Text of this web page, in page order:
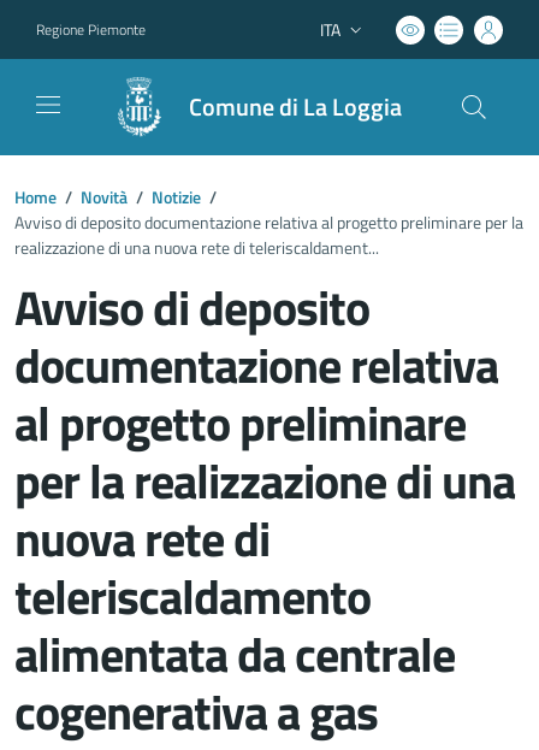
Regione Piemonte Lingua attiva:
ITA
Comune di La Loggia
Home / Novità / Notizie /
Avviso di deposito documentazione relativa al progetto preliminare per la
realizzazione di una nuova rete di teleriscaldament...
Avviso di deposito
documentazione relativa
al progetto preliminare
per la realizzazione di una
nuova rete di
teleriscaldamento
alimentata da centrale
cogenerativa a gas